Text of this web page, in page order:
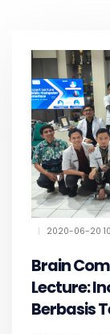
2020-06-20
Brain
Lecture:
Berbasis